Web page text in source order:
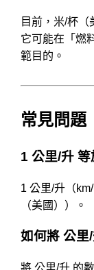
目前，米/杯（
它可能在「燃
範目的。
常見問題
1 公里/升
1 公里/升（
（美國））。
如何將 公里
將 公里/升 的